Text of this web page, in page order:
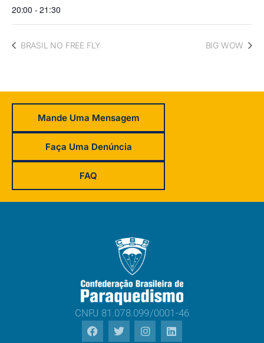
20:00 - 21:30
BRASIL NO FREE FLY BIG WOW
Mande Uma Mensagem
Faça Uma Denúncia
FAQ
CNPJ 81.078.099/0001-46